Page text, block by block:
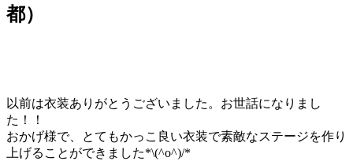
都）
以前は衣装ありがとうございました。お世話になりまし
た！！
おかげ様で、とてもかっこ良い衣装で素敵なステージを作り
上げることができました*\(^o^)/*